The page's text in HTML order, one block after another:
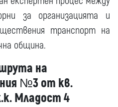
за организацията и
транспорт на
община.
на
№3 от кв.
Младост 4